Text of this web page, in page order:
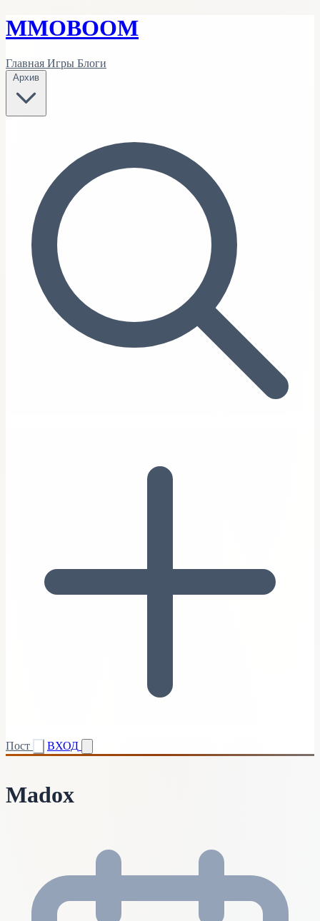
MMOBOOM
Главная Игры Блоги
Архив
Пост ВХОД
Madox